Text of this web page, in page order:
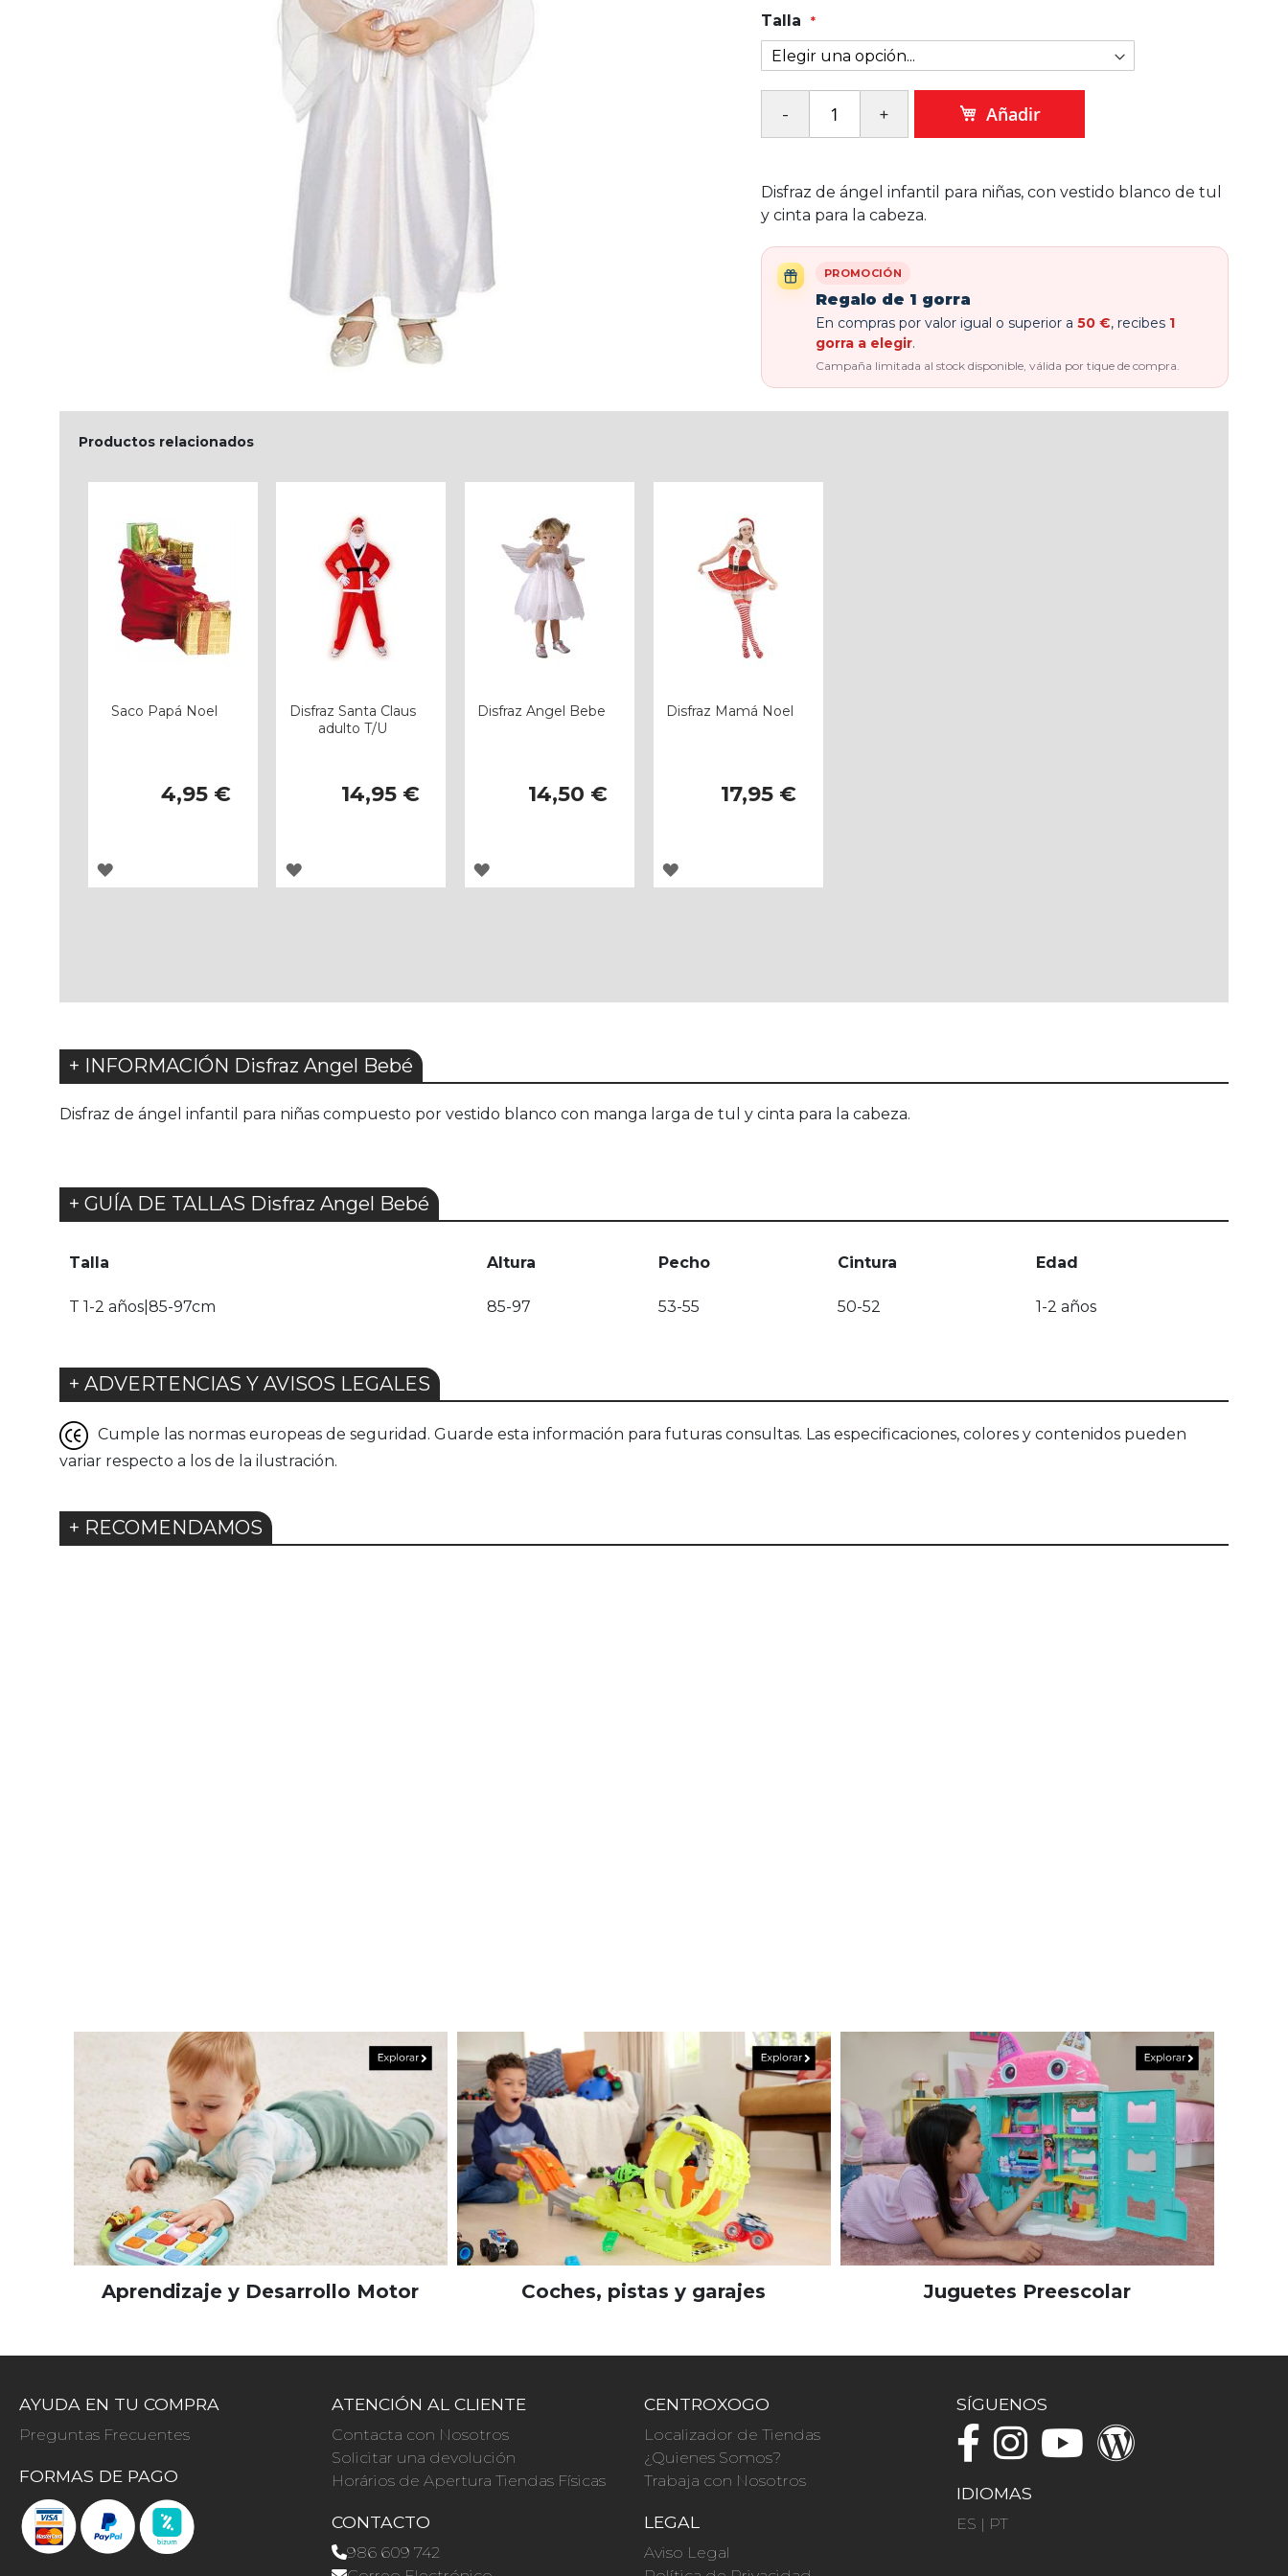
Talla
Añadir
Disfraz de ángel infantil para niñas, con vestido blanco de tul
y cinta para la cabeza.
PROMOCIÓN
Regalo de 1 gorra
En compras por valor igual o superior a 50 €, recibes 1
gorra a elegir.
Campaña limitada al stock disponible, válida por tique de compra.
Productos relacionados
Saco Papá Noel
4,95 €
AGREGAR
Disfraz Santa Claus
adulto T/U
14,95 €
AGREGAR
Disfraz Angel Bebe
14,50 €
AGREGAR
Disfraz Mamá Noel
17,95 €
AGREGAR
+ INFORMACIÓN Disfraz Angel Bebé
Disfraz de ángel infantil para niñas compuesto por vestido blanco con manga larga de tul y cinta para la cabeza.
+ GUÍA DE TALLAS Disfraz Angel Bebé
Talla Altura Pecho Cintura Edad
T 1-2 años|85-97cm 85-97 53-55 50-52 1-2 años
+ ADVERTENCIAS Y AVISOS LEGALES
Cumple las normas europeas de seguridad. Guarde esta información para futuras consultas. Las especificaciones, colores y contenidos pueden
variar respecto a los de la ilustración.
+ RECOMENDAMOS
Aprendizaje y Desarrollo Motor Coches, pistas y garajes Juguetes Preescolar
AYUDA EN TU COMPRA
Preguntas Frecuentes
FORMAS DE PAGO
ATENCIÓN AL CLIENTE
Contacta con Nosotros
Solicitar una devolución
Horários de Apertura Tiendas Físicas
CONTACTO
986 609 742
CENTROXOGO
Localizador de Tiendas
¿Quienes Somos?
Trabaja con Nosotros
LEGAL
Aviso Legal
SÍGUENOS
IDIOMAS
ES | PT